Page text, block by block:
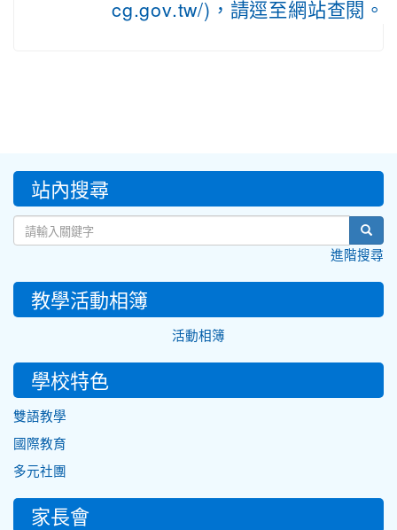
cg.gov.tw/)，請逕至網站查閱。
::: 站內搜尋
進階搜尋
教學活動相簿
活動相簿
學校特色
雙語教學
國際教育
多元社團
家長會